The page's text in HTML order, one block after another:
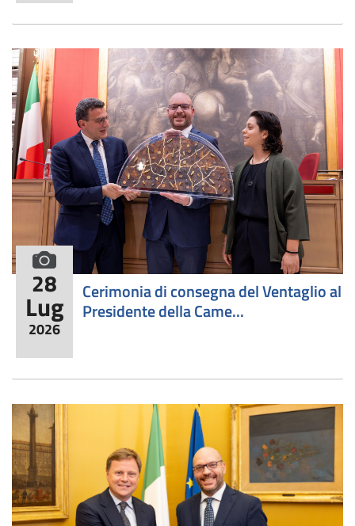
formato fotografico
28
Lug
2026
Cerimonia di consegna del Ventaglio al
Presidente della Came...